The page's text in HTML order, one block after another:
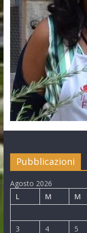
Pubblicazioni
Agosto 2026
L
M M
3
4 5